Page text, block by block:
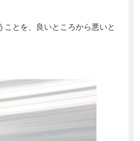
とを、良いところから悪いと